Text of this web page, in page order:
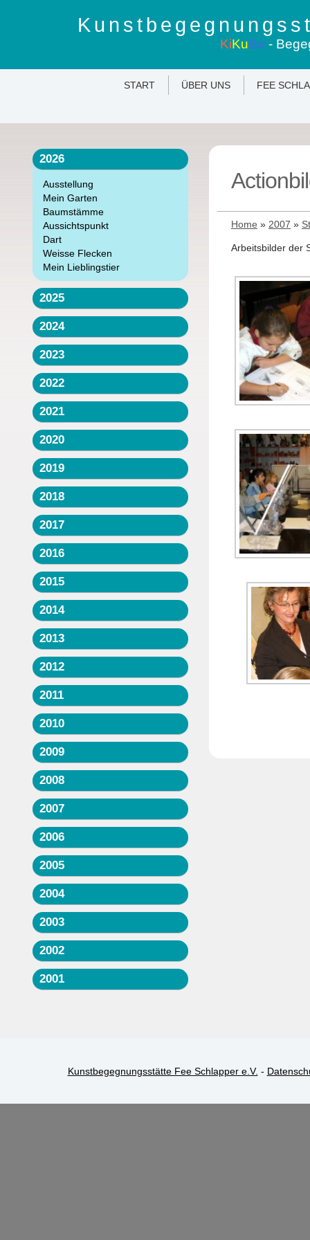
KiKuBa -
START ÜBER UNS FEE
2026
Ausstellung
Mein Garten
Baumstämme
Aussichtspunkt
Dart
Weisse Flecken
Mein Lieblingstier
2025
2024
2023
2022
2021
2020
2019
2018
2017
2016
2015
2014
2013
2012
2011
2010
2009
2008
2007
2006
2005
2004
2003
2002
2001
Home » 2007 »
Arbeitsbilder der
Kunstbegegnungsstätte Fee Schlapper e.V. -